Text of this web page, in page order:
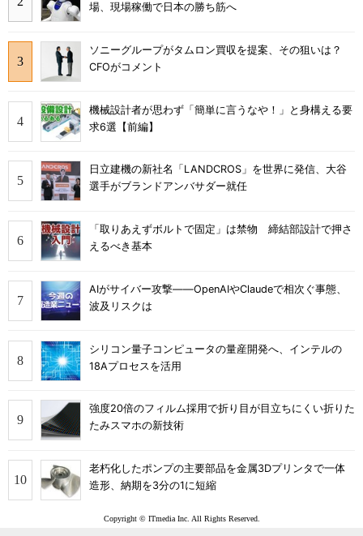
場、現場稼働で日本の勝ち筋へ
ソニーグループがタムロン買収を提案、その狙いは？
CFOがコメント
機械設計者が思わず「簡単に言うなや！」と身構える要
求6選【前編】
日立建機の新社名「LANDCROS」を世界に発信、大谷
選手がブランドアンバサダー就任
「取りあえずボルトで固定」は禁物 締結部設計で押さ
えるべき基本
AIがサイバー攻撃――OpenAIやClaudeで相次ぐ事態、
波及リスクは
シリコン量子コンピュータの量産開発へ、インテルの
18Aプロセスを活用
強度20倍のフィルム採用で折り目が目立ちにくい折りた
たみスマホの新技術
老朽化したポンプの主要部品を金属3Dプリンタで一体
造形、納期を3分の1に短縮
Copyright © ITmedia Inc. All Rights Reserved.